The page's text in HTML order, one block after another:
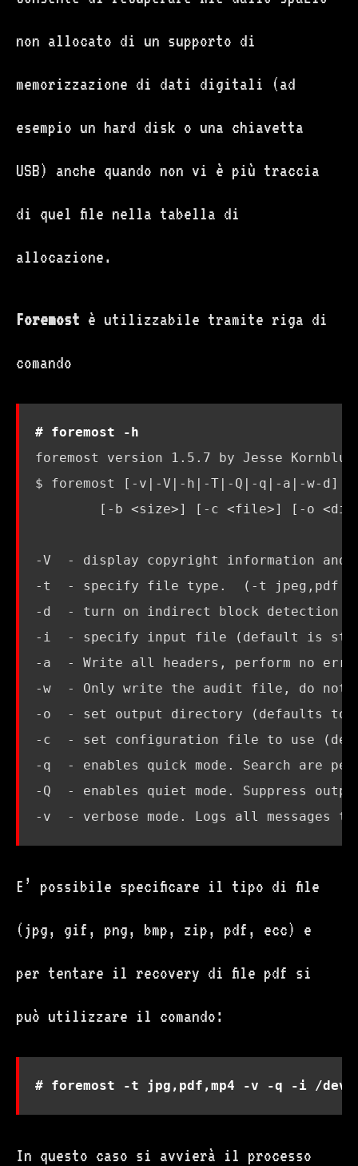
non allocato di un supporto di
memorizzazione di dati digitali (ad
esempio un hard disk o una chiavetta
USB) anche quando non vi è più traccia
di quel file nella tabella di
allocazione.
Foremost è utilizzabile tramite riga di
comando
# foremost -h
$ foremost [ -v | -V | -h | -T | -Q | -q | -a | -w-d ]
[ -b <size>] [ -c <file>] [ -o
-V  - display copyright information and
-t  - specify file type.
( -t jpeg,pdf
-d  - turn on indirect block detection
-i  - specify input file
( default is
-a  - Write all headers, perform no
-w  - Only write the audit file, do
-o  - set output directory ( defaults to
-c  - set configuration file to use (
-q  - enables quick mode. Search are
E’ possibile specificare il tipo di file
(jpg, gif, png, bmp, zip, pdf, ecc) e
per tentare il recovery di file pdf si
può utilizzare il comando:
# foremost -t jpg,pdf,mp4 -v -q -i /dev/
In questo caso si avvierà il processo